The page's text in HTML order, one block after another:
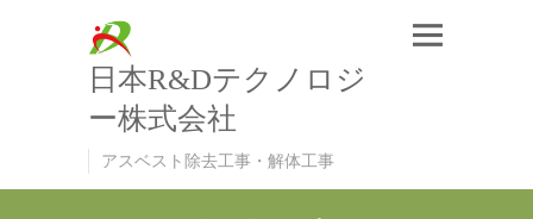
日本R&Dテクノロジ
ー株式会社
アスベスト除去工事・解体工事